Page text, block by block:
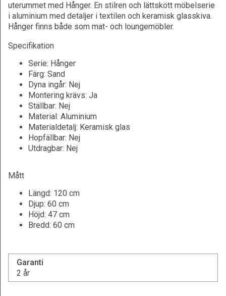
uterummet med Hånger. En stilren och lättskött möbelserie
i aluminium med detaljer i textilen och keramisk glasskiva.
Hånger finns både som mat- och loungemöbler.
Specifikation
Serie: Hånger
Färg: Sand
Dyna ingår: Nej
Montering krävs: Ja
Ställbar: Nej
Material: Aluminium
Materialdetalj: Keramisk glas
Hopfällbar: Nej
Utdragbar: Nej
Mått
Längd: 120 cm
Djup: 60 cm
Höjd: 47 cm
Bredd: 60 cm
Garanti
2 år